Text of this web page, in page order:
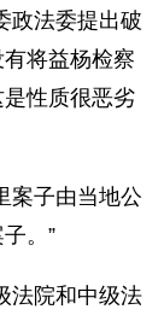
政法委提出破
将益杨检察
性质很恶劣
案子由当地公
。”
法院和中级法